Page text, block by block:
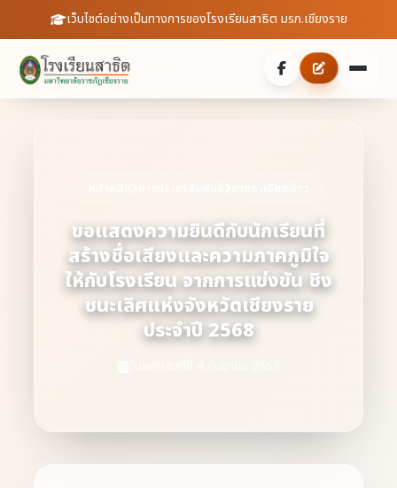
เว็บไซต์อย่างเป็นทางการของโรงเรียนสาธิต มรภ.เชียงราย
บุคลากร
สถิตินักเรียน
ประชาสัมพันธ์
ข่าวสารจากโรงเรียน
ดาวน์โหลดเอกสาร
สายตรงผู้อำนวยการ
ขอแสดงความยินดีกับนักเรียนที่
สร้างชื่อเสียงและความภาคภูมิใจ
ให้กับโรงเรียน จากการแข่งขัน ชิง
ชนะเลิศแห่งจังหวัดเชียงราย
ประจำปี 2568